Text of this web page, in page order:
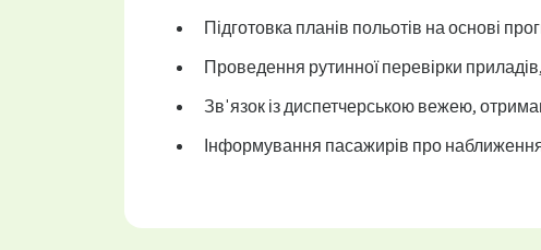
Підготовка планів польотів на основі
Проведення рутинної перевірки
Зв'язок із диспетчерською вежею,
Інформування пасажирів про